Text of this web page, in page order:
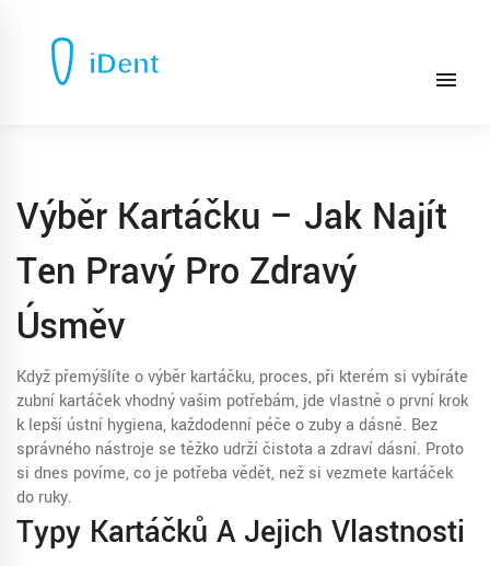
Výběr Kartáčku – Jak Najít
Ten Pravý Pro Zdravý
Úsměv
Když přemýšlíte ovýběr kartáčku, proces, při kterém si vybíráte
zubní kartáček vhodný vašim potřebám, jde vlastně o první krok
k lepší ústní hygiena, každodenní péče o zuby a dásně. Bez
správného nástroje se těžko udrží čistota a zdraví dásní. Proto
si dnes povíme, co je potřeba vědět, než si vezmete kartáček
do ruky.
Typy Kartáčků A Jejich Vlastnosti